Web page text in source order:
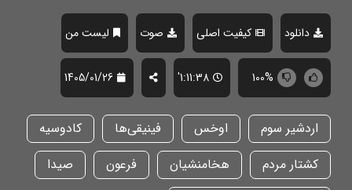
دانلود کیفیت اصلی صوت لیست من
100%
1:11:38'
1405/01/26
اردشیر سوم اوخس فینیقی‌ها
کادوسیه
کشتار مردم
هخامنشیان فرعون
صیدا